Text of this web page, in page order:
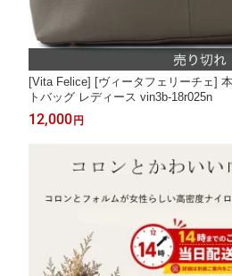
[Vita Felice] [ヴィータフェリーチェ]
トバッグ レディース vin3b-18r025n
12,000円